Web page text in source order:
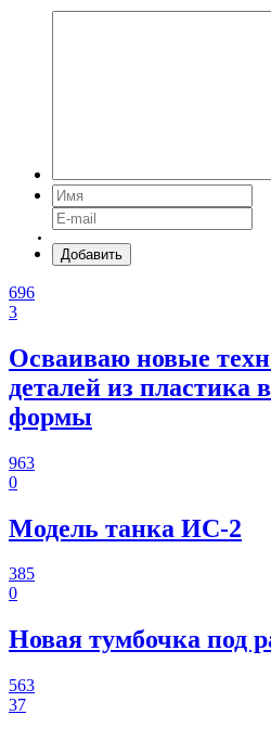
Добавить
696
3
Осваиваю новые
деталей из пластика
формы
963
0
Модель танка ИС-2
385
0
Новая тумбочка под
563
37